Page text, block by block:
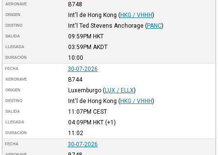
AERONAVE B748
ORIGEN Int'l de Hong Kong (HKG / VHHH)
DESTINO Int'l Ted Stevens Anchorage (PANC)
SALIDA 09:59PM HKT
LLEGADA 03:59PM AKDT
DURACIÓN 10:00
FECHA 30-07-2026
AERONAVE B744
ORIGEN Luxemburgo (LUX / ELLX)
DESTINO Int'l de Hong Kong (HKG / VHHH)
SALIDA 11:07PM CEST
LLEGADA 04:09PM HKT(+1)
DURACIÓN 11:02
FECHA 30-07-2026